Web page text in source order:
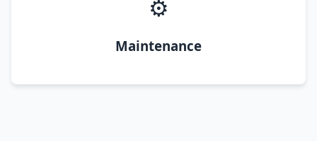
⚙️
Maintenance